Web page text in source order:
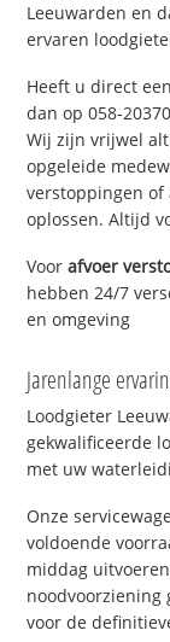
Leeuwarden en
ervaren
Heeft u direct
dan op 058-
Wij zijn vrijwel
opgeleide
verstoppingen of
oplossen. Altijd
Voorafvoer
hebben 24/7
en omgeving
Jarenlange
Loodgieter
gekwalificeerde
met uw
Onze
voldoende
middag
noodvoorziening
voor de